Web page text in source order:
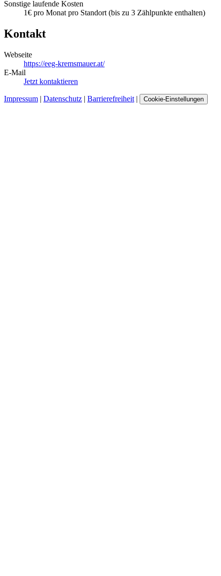
Sonstige laufende Kosten
1€ pro Monat pro Standort (bis zu 3 Zählpunkte enthalten)
Kontakt
Webseite
https://eeg-kremsmauer.at/
E-Mail
Jetzt kontaktieren
Impressum | Datenschutz | Barrierefreiheit | Cookie-Einstellungen